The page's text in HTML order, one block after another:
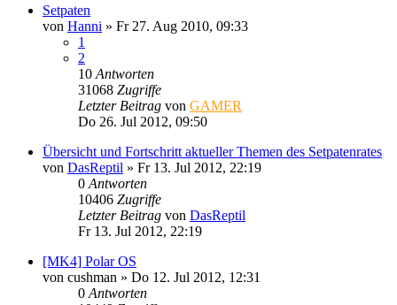
Setpaten
von Hanni » Fr 27. Aug 2010, 09:33
1
2
10 Antworten
31068 Zugriffe
Letzter Beitrag von GAMER
Do 26. Jul 2012, 09:50
Übersicht und Fortschritt aktueller Themen des Setpatenrates
von DasReptil » Fr 13. Jul 2012, 22:19
0 Antworten
10406 Zugriffe
Letzter Beitrag von DasReptil
Fr 13. Jul 2012, 22:19
[MK4] Polar OS
von cushman » Do 12. Jul 2012, 12:31
0 Antworten